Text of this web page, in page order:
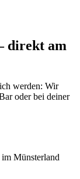
direkt am
werden: Wir
oder bei deiner
Münsterland